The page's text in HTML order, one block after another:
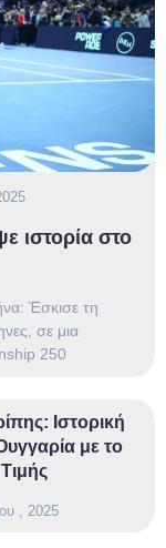
ιστορία στο
Έσκισε τη
σε μια
250
, 2025
Ιστορική
με το